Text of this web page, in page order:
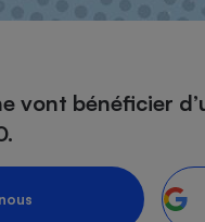
vont bénéficier
Complément
emprunteur
-